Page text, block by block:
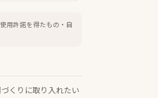
用許諾を得たもの・自
くりに取り入れたい